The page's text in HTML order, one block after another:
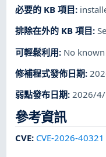
必要的 KB 項目:
排除在外的 KB 項目:
可輕鬆利用: No
修補程式發佈日期:
弱點發布日期:2026/
參考資訊
CVE: CVE-2026-40321